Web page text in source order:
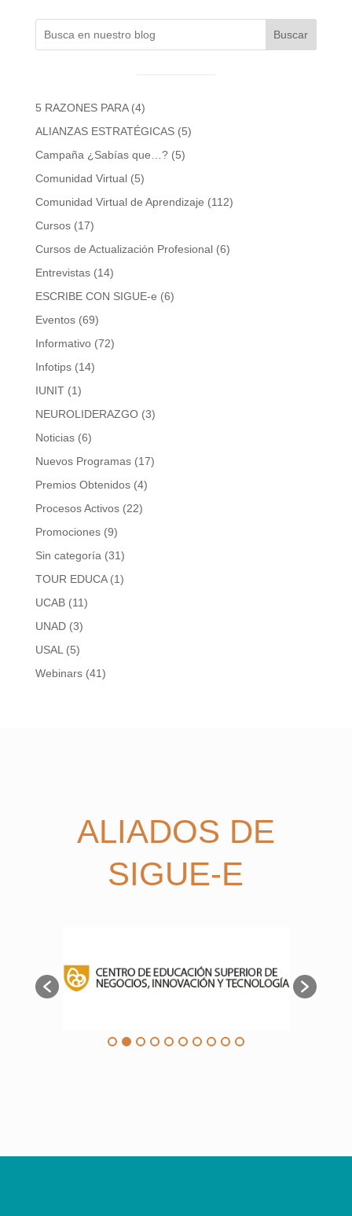
Buscar
5 RAZONES PARA(4)
ALIANZAS ESTRATÉGICAS(5)
Campaña ¿Sabías que…?(5)
Comunidad Virtual(5)
Comunidad Virtual de Aprendizaje (112)
Cursos(17)
Cursos de Actualización Profesional(6)
Entrevistas(14)
ESCRIBE CON SIGUE-e (6)
Eventos(69)
Informativo(72)
Infotips(14)
IUNIT(1)
NEUROLIDERAZGO(3)
Noticias(6)
Nuevos Programas(17)
Premios Obtenidos(4)
Procesos Activos(22)
Promociones(9)
Sin categoría (31)
TOUR EDUCA(1)
UCAB(11)
UNAD(3)
USAL (5)
Webinars(41)
ALIADOS DE
SIGUE-E